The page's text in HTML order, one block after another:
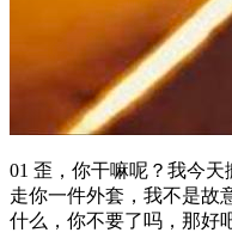
01 歪，你干嘛呢？我今
走你一件外套，我不是故
什么，你不要了吗，那好